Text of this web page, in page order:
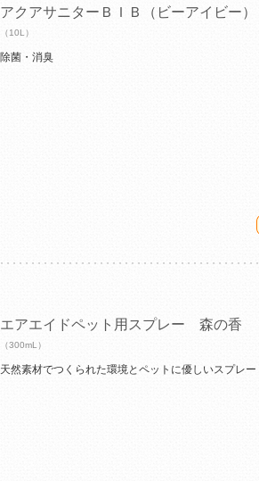
アクアサニターＢＩＢ（ビーアイビー）
（10L）
除菌・消臭
エアエイドペット用スプレー 森の香
（300mL）
天然素材でつくられた環境とペットに優しいスプレー